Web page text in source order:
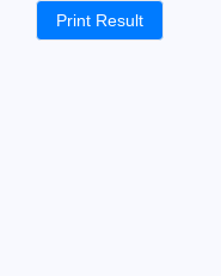
Print Result